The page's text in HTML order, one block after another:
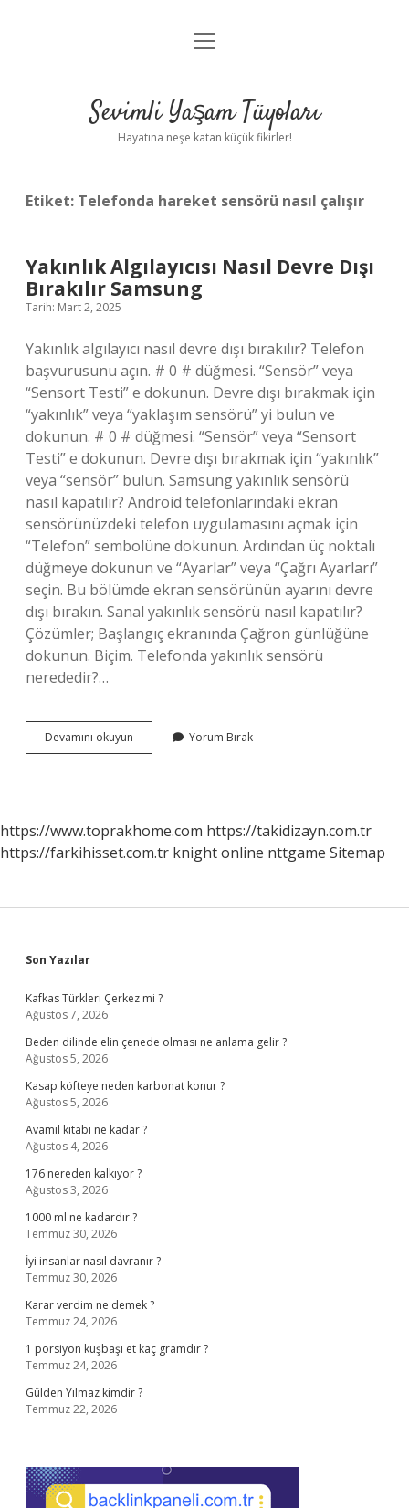
Anasayfa
Yasal Uyarı
menüyü
Sevimli Yaşam Tüyoları
Hayatına neşe katan küçük fikirler!
Etiket: Telefonda hareket sensörü nasıl çalışır
Yakınlık Algılayıcısı Nasıl Devre Dışı
Bırakılır Samsung
Tarih: Mart 2, 2025
Yakınlık algılayıcı nasıl devre dışı bırakılır? Telefon
başvurusunu açın. # 0 # düğmesi. “Sensör” veya
“Sensort Testi” e dokunun. Devre dışı bırakmak için
“yakınlık” veya “yaklaşım sensörü” yi bulun ve
dokunun. # 0 # düğmesi. “Sensör” veya “Sensort
Testi” e dokunun. Devre dışı bırakmak için “yakınlık”
veya “sensör” bulun. Samsung yakınlık sensörü
nasıl kapatılır? Android telefonlarındaki ekran
sensörünüzdeki telefon uygulamasını açmak için
“Telefon” sembolüne dokunun. Ardından üç noktalı
düğmeye dokunun ve “Ayarlar” veya “Çağrı Ayarları”
seçin. Bu bölümde ekran sensörünün ayarını devre
dışı bırakın. Sanal yakınlık sensörü nasıl kapatılır?
Çözümler; Başlangıç ​​ekranında Çağron günlüğüne
dokunun. Biçim. Telefonda yakınlık sensörü
nerededir?…
Devamını okuyun
Algılayıcısı
Samsung
Yorum Bırak
https://www.toprakhome.com https://takidizayn.com.tr
https://farkihisset.com.tr knight online nttgame Sitemap
Sidebar
Son Yazılar
Kafkas Türkleri Çerkez mi ?
Ağustos 7, 2026
Beden dilinde elin çenede olması ne anlama gelir ?
Ağustos 5, 2026
Kasap köfteye neden karbonat konur ?
Ağustos 5, 2026
Avamil kitabı ne kadar ?
Ağustos 4, 2026
176 nereden kalkıyor ?
Ağustos 3, 2026
1000 ml ne kadardır ?
Temmuz 30, 2026
İyi insanlar nasıl davranır ?
Temmuz 30, 2026
Karar verdim ne demek ?
Temmuz 24, 2026
1 porsiyon kuşbaşı et kaç gramdır ?
Temmuz 24, 2026
Gülden Yılmaz kimdir ?
Temmuz 22, 2026